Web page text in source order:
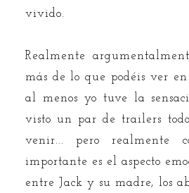
vivido.
Realmente
más de lo que podéis ver
al menos yo tuve la
visto un par de trailers
venir... pero realmente
importante es el aspecto
entre Jack y su madre, los